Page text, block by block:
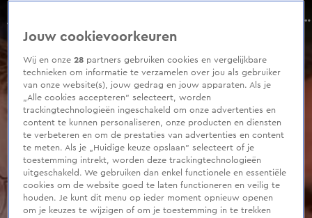
'Ik denk de hele tijd bij Luuk Ikink en RTL Boulevard; waar bemoei je je mee?'
Aflevering 20, Seizoen 1
of
1
minute,
13
seconds
Jouw cookievoorkeuren
Wij en onze28 partners gebruiken cookies en vergelijkbare
technieken om informatie te verzamelen over jou als gebruiker
van onze website(s), jouw gedrag en jouw apparaten. Als je
„Alle cookies accepteren” selecteert, worden
trackingtechnologieën ingeschakeld om onze advertenties en
content te kunnen personaliseren, onze producten en diensten
te verbeteren en om de prestaties van advertenties en content
te meten. Als je „Huidige keuze opslaan” selecteert of je
toestemming intrekt, worden deze trackingtechnologieën
uitgeschakeld. We gebruiken dan enkel functionele en essentiële
cookies om de website goed te laten functioneren en veilig te
houden. Je kunt dit menu op ieder moment opnieuw openen
om je keuzes te wijzigen of om je toestemming in te trekken